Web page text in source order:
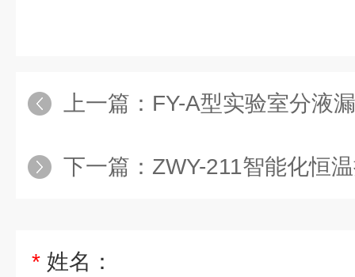
上一篇： FY-A型实验室分液
下一篇： ZWY-211智能化恒
* 姓名：